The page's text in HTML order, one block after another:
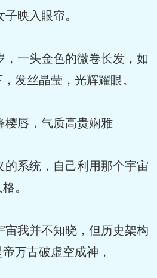
映入眼帘。
一头金色的微卷长发，如
发丝晶莹，光辉耀眼。
唇，气质高贵娴雅
系统，自己利用那个宇宙
。
我并不知晓，但历史架构
万古破虚空成神，